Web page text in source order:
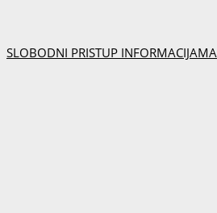
SLOBODNI PRISTUP INFORMACIJAMA